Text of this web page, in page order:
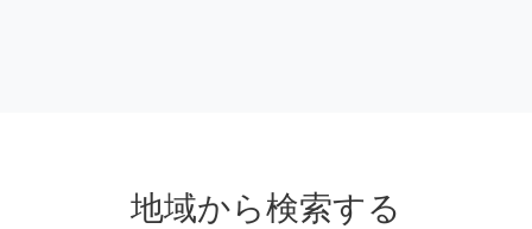
地域から検索する